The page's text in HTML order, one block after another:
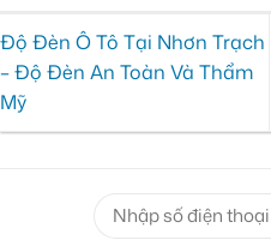
Độ Đèn Ô Tô Tại Nhơn Trạch
– Độ Đèn An Toàn Và Thẩm
Mỹ